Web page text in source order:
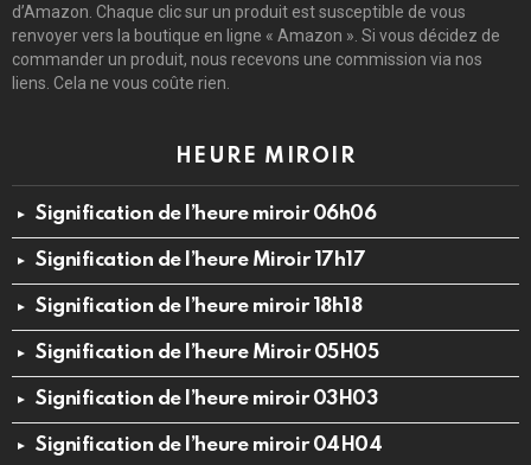
d’Amazon. Chaque clic sur un produit est susceptible de vous
renvoyer vers la boutique en ligne « Amazon ». Si vous décidez de
commander un produit, nous recevons une commission via nos
liens. Cela ne vous coûte rien.
HEURE MIROIR
Signification de l’heure miroir 06h06
Signification de l’heure Miroir 17h17
Signification de l’heure miroir 18h18
Signification de l’heure Miroir 05H05
Signification de l’heure miroir 03H03
Signification de l’heure miroir 04H04